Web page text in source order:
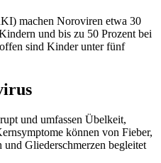
machen Noroviren etwa 30
und bis zu 50 Prozent bei
sind Kinder unter fünf
und umfassen Übelkeit,
können von Fieber,
Gliederschmerzen begleitet